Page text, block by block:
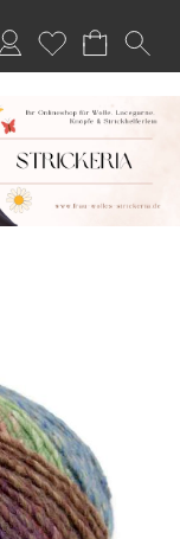
Anmelden
Merkliste